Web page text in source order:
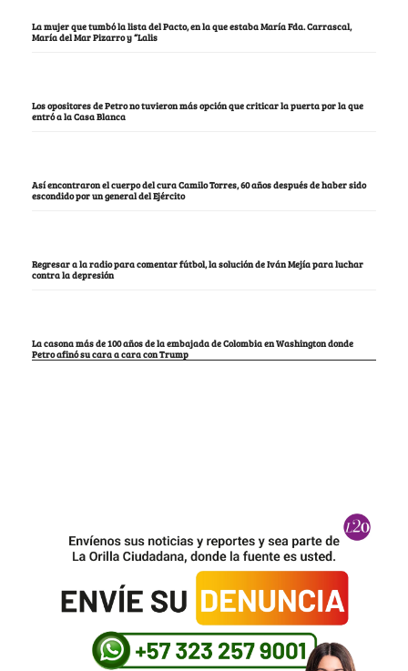
La mujer que tumbó la lista del Pacto, en la que estaba María Fda. Carrascal,
María del Mar Pizarro y “Lalis
Los opositores de Petro no tuvieron más opción que criticar la puerta por la que
entró a la Casa Blanca
Así encontraron el cuerpo del cura Camilo Torres, 60 años después de haber sido
escondido por un general del Ejército
Regresar a la radio para comentar fútbol, la solución de Iván Mejía para luchar
contra la depresión
La casona más de 100 años de la embajada de Colombia en Washington donde
Petro afinó su cara a cara con Trump